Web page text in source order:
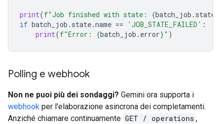
print(f"Job finished with state: {batch_job . state
if batch_job . state.name == 'JOB_STATE_FAILED' :
print(f"Error: {batch_job . error}" )
Polling e webhook
Non ne puoi più dei sondaggi? Gemini ora supporta i
webhook per l'elaborazione asincrona dei completamenti.
Anziché chiamare continuamente GET / operations ,